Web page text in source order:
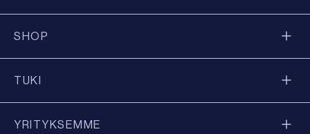
SHOP
TUKI
YRITYKSEMME